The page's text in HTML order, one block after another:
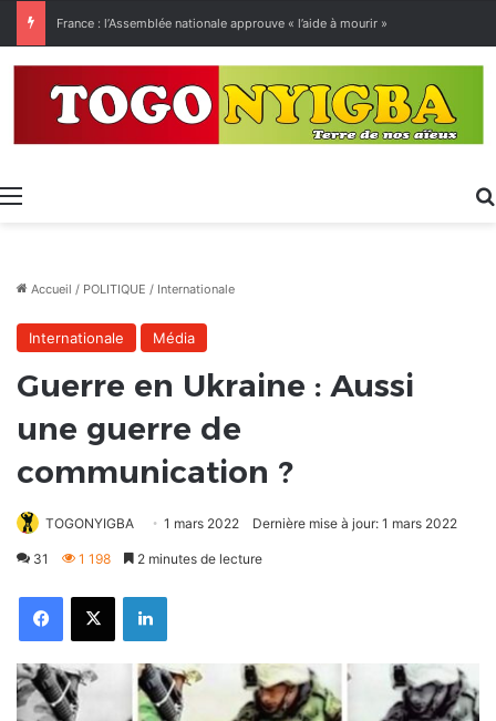
Menu
Accueil / POLITIQUE / Internationale
Internationale Média
Guerre en Ukraine : Aussi
une guerre de
communication ?
TOGONYIGBA 1 mars 2022 Dernière mise à jour: 1 mars 2022
31 1 198 2 minutes de lecture
FacebookX Linkedin